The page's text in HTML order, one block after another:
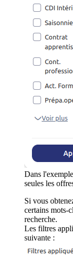
Dans
seules les
Si vous
certains mots-
recherche.
Les filtres
suivante :